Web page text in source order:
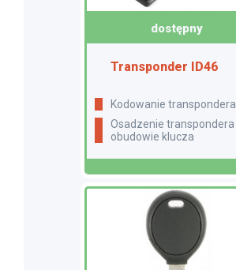
dostępny
Transponder ID46
Kodowanie transpondera
Osadzenie transpondera w
obudowie klucza